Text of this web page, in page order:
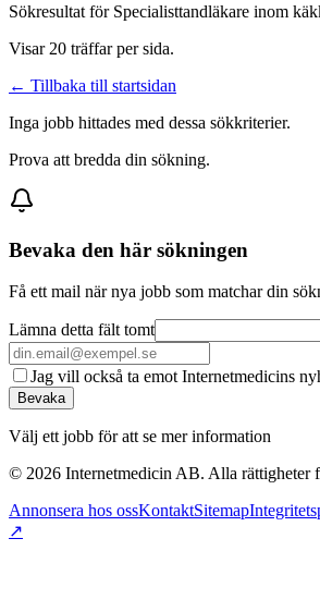
Sökresultat för Specialisttandläkare inom
Visar 20 träffar per sida.
← Tillbaka till startsidan
Inga jobb hittades med dessa sökkriterier.
Prova att bredda din sökning.
Bevaka den här sökningen
Få ett mail när nya jobb som matchar din
Lämna detta fält tomt
Jag vill också ta emot Internetmedicins
Bevaka
Välj ett jobb för att se mer information
© 2026 Internetmedicin AB. Alla rättigheter
Annonsera hos ossKontaktSitemap
↗